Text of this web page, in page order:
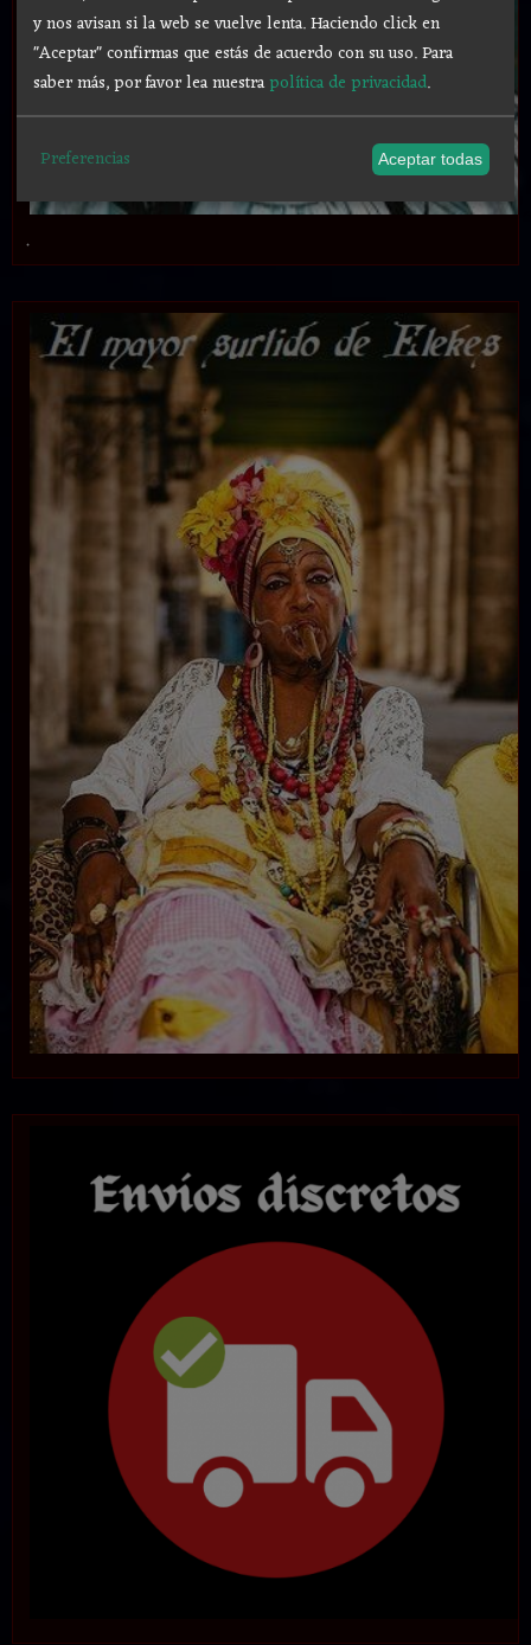
.
y nos avisan si la web se vuelve lenta. Haciendo click en
"Aceptar" confirmas que estás de acuerdo con su uso.Para
saber más, por favor lea nuestrapolítica de privacidad.
Preferencias Aceptar todas